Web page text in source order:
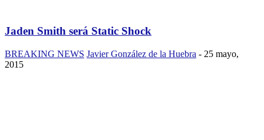
Jaden Smith será Static Shock
BREAKING NEWS Javier González de la Huebra - 25 mayo,
2015